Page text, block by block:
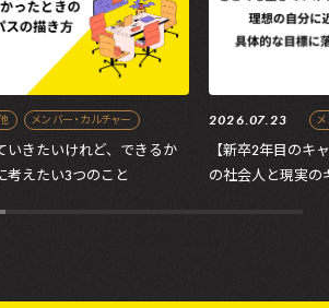
メンバー・カルチャー
いきたいけれど、できるか
考えたい3つのこと
2026.07.23
【新卒2年目のキ
の社会人と現実の